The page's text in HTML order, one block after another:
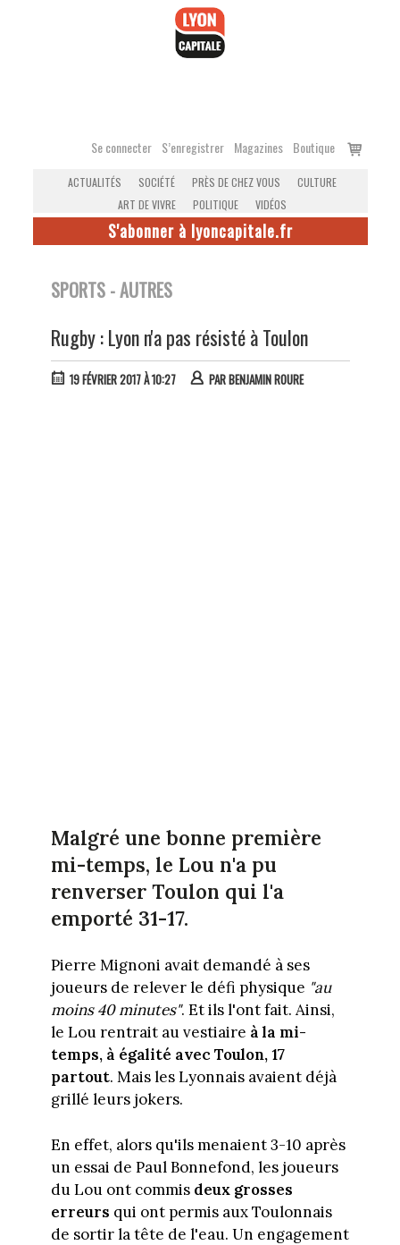
Se connecter S’enregistrer Magazines Boutique
Voir
ACTUALITÉS SOCIÉTÉ PRÈS DE CHEZ VOUS
CULTURE
ART DE VIVRE
POLITIQUE VIDÉOS
S'abonner à lyoncapitale.fr
SPORTS - AUTRES
Rugby : Lyon n'a pas résisté à Toulon
19 FÉVRIER 2017 À 10:27 PARBENJAMIN ROURE
Malgré une bonne première
mi-temps, le Lou n'a pu
renverser Toulon qui l'a
emporté 31-17.
Pierre Mignoni avait demandé à ses
joueurs de relever le défi physique "au
moins 40 minutes". Et ils l'ont fait. Ainsi,
le Lou rentrait au vestiaire à la mi-
temps, à égalité avec Toulon, 17
partout. Mais les Lyonnais avaient déjà
grillé leurs jokers.
En effet, alors qu'ils menaient 3-10 après
un essai de Paul Bonnefond, les joueurs
du Lou ont commis deux grosses
erreurs qui ont permis aux Toulonnais
de sortir la tête de l'eau. Un engagement